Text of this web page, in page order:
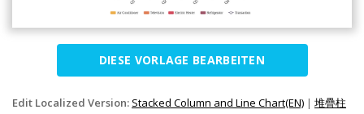
DIESE VORLAGE BEARBEITEN
Edit Localized Version: Stacked Column and Line Chart(EN) | 堆疊柱